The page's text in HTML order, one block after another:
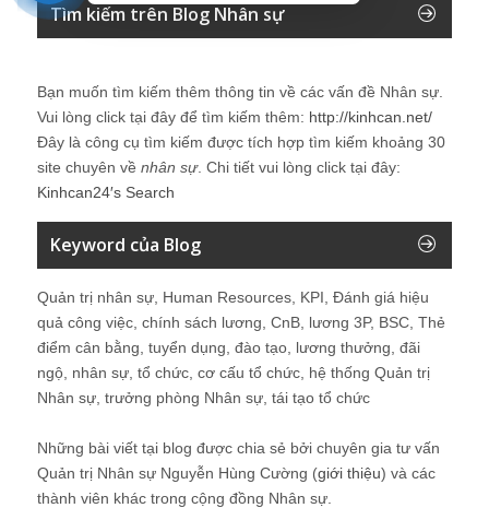
Tìm kiếm trên Blog Nhân sự
Bạn muốn tìm kiếm thêm thông tin về các vấn đề Nhân sự
Vui lòng click tại đây để tìm kiếm thêm: http://kinhcan.net/
Đây là công cụ tìm kiếm được tích hợp tìm kiếm khoảng 30
site chuyên về nhân sự. Chi tiết vui lòng click tại đây:
Kinhcan24′s Search
Keyword của Blog
Quản trị nhân sự, Human Resources, KPI, Đánh giá hiệu
quả công việc, chính sách lương, CnB, lương 3P, BSC, Thẻ
điểm cân bằng, tuyển dụng, đào tạo, lương thưởng, đãi
ngộ, nhân sự, tổ chức, cơ cấu tổ chức, hệ thống Quản trị
Nhân sự, trưởng phòng Nhân sự, tái tạo tổ chức
Những bài viết tại blog được chia sẻ bởi chuyên gia tư vấn
Quản trị Nhân sự Nguyễn Hùng Cường (giới thiệu) và các
thành viên khác trong cộng đồng Nhân sự.